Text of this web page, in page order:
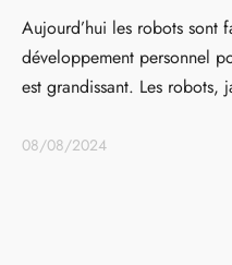
Aujourd’hui les robots sont
développement personnel
est grandissant. Les
08/08/2024